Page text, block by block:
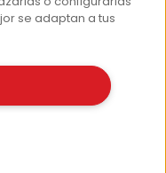
se adaptan a tus